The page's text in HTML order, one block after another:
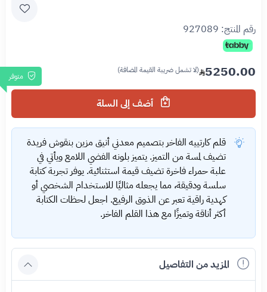
رقم المنتج: 927089
متوفر 5250.00 (لا تشمل ضريبة القيمة المضافة)
قلم كارتييه الفاخر بتصميم معدني أنيق مزين بنقوش فريدة
تضيف لمسة من التميز. يتميز بلونه الفضي اللامع ويأتي في
علبة حمراء فاخرة تضيف قيمة استثنائية. يوفر تجربة كتابة
سلسة ودقيقة، مما يجعله مثاليًا للاستخدام الشخصي أو
كهدية راقية تعبر عن الذوق الرفيع. اجعل لحظات الكتابة
أكثر أناقة وتميزًا مع هذا القلم الفاخر.
المزيد من التفاصيل